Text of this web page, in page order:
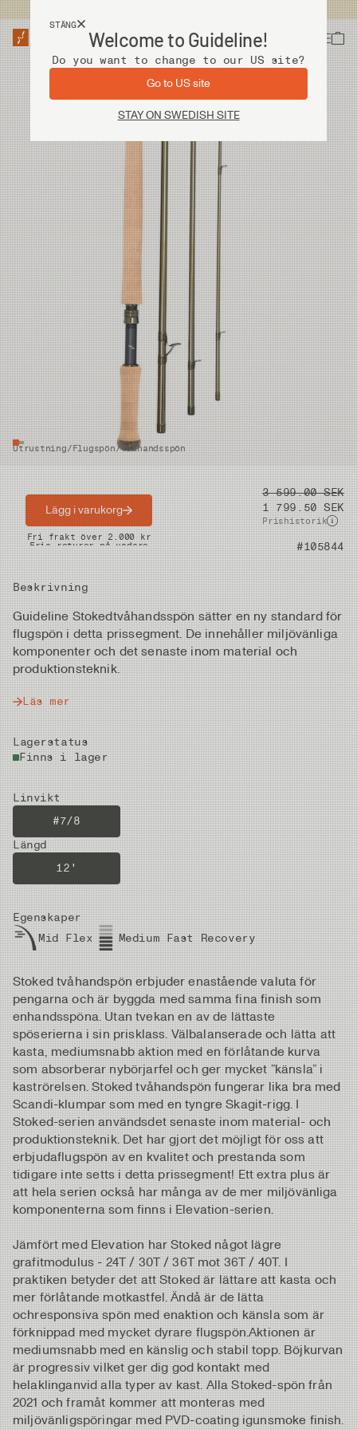
STÄNG
Welcome to Guideline!
Do you want to change to our US site?
Go to US site
STAY ON SWEDISH SITE
Utrustning/Flugspön/Tvåhandsspön
Pris
3 599.00 SEK
1 799.50 SEK
Prishistorik
Artikelnummer #105844
Beskrivning
Guideline Stokedtvåhandsspön sätter en ny standard för
flugspön i detta prissegment. De innehåller miljövänliga
komponenter och det senaste inom material och
produktionsteknik.
Läs mer
Lagerstatus
Finns i lager
Linvikt
#7/8
Längd
12'
Egenskaper
Mid Flex
Medium Fast Recovery
Lägg i varukorg
Snabba leveranser
Fri frakt över 2.000 kr
Fria returer på vadare
Stoked tvåhandspön erbjuder enastående valuta för
pengarna och är byggda med samma fina finish som
enhandsspöna. Utan tvekan en av de lättaste
spöserierna i sin prisklass. Välbalanserade och lätta att
kasta, mediumsnabb aktion med en förlåtande kurva
som absorberar nybörjarfel och ger mycket ”känsla” i
kaströrelsen. Stoked tvåhandspön fungerar lika bra med
Scandi-klumpar som med en tyngre Skagit-rigg. I
Stoked-serien användsdet senaste inom material- och
produktionsteknik. Det har gjort det möjligt för oss att
erbjudaflugspön av en kvalitet och prestanda som
tidigare inte setts i detta prissegment! Ett extra plus är
att hela serien också har många av de mer miljövänliga
komponenterna som finns i Elevation-serien.
Jämfört med Elevation har Stoked något lägre
grafitmodulus - 24T / 30T / 36T mot 36T / 40T. I
praktiken betyder det att Stoked är lättare att kasta och
mer förlåtande motkastfel. Ändå är de lätta
ochresponsiva spön med enaktion och känsla som är
förknippad med mycket dyrare flugspön.Aktionen är
mediumsnabb med en känslig och stabil topp. Böjkurvan
är progressiv vilket ger dig god kontakt med
helaklinganvid alla typer av kast. Alla Stoked-spön från
2021 och framåt kommer att monteras med
miljövänligspöringar med PVD-coating igunsmoke finish.